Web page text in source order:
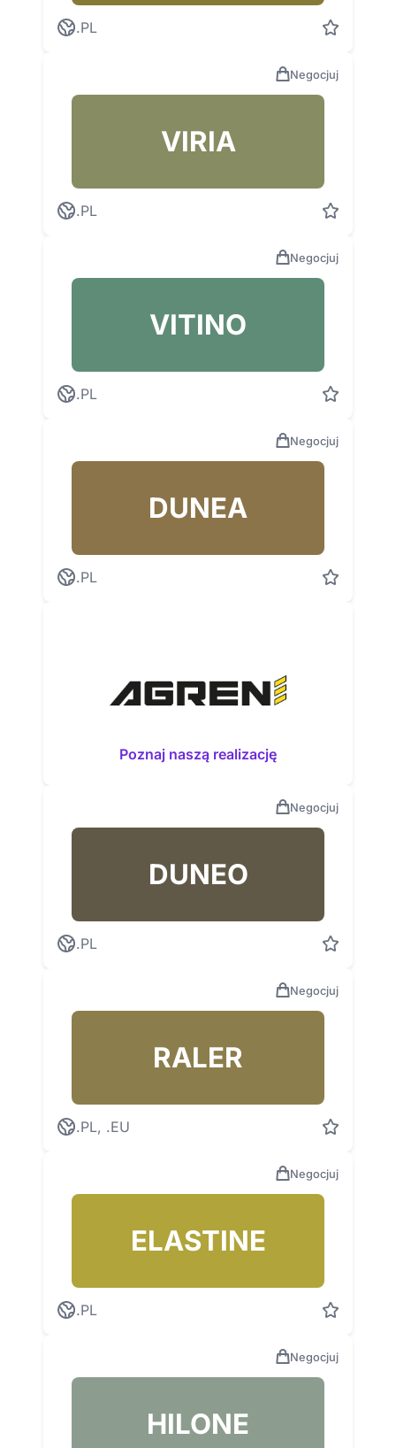
.PL
Negocjuj
VIRIA
.PL
Negocjuj
VITINO
.PL
Negocjuj
DUNEA
.PL
Poznaj naszą realizację
Negocjuj
DUNEO
.PL
Negocjuj
RALER
.PL, .EU
Negocjuj
ELASTINE
.PL
Negocjuj
HILONE